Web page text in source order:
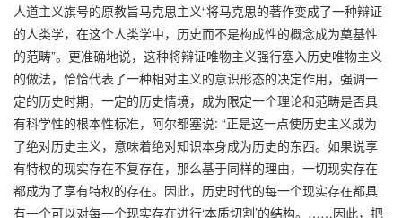
人道主义旗号的原教旨马克思主义“将马克思的著作变成了一种辩证
的人类学，在这个人类学中，历史而不是构成性的概念成为奠基性
的范畴”。更准确地说，这种将辩证唯物主义强行塞入历史唯物主义
的做法，恰恰代表了一种相对主义的意识形态的决定作用，强调一
定的历史时期，一定的历史情境，成为限定一个理论和范畴是否具
有科学性的根本性标准，阿尔都塞说: “正是这一点使历史主义成为
了绝对历史主义，意味着绝对知识本身成为历史的东西。如果说享
有特权的现实存在不复存在，那么基于同样的理由，一切现实存在
都成为了享有特权的存在。因此，历史时代的每一个现实存在都具
有一个可以对每一个现实存在进行‘本质切割’的结构。……因此，把